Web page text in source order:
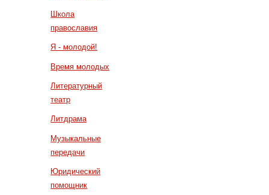
Школа
православия
Я - молодой!
Время молодых
Литературный
театр
Литдрама
Музыкальные
передачи
Юридический
помощник